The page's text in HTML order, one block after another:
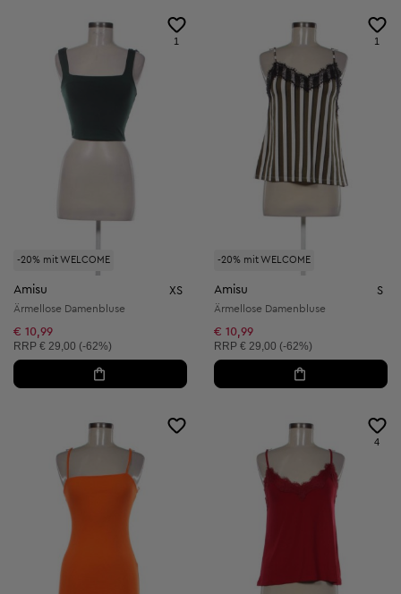
-20% mit WELCOME
1
Amisu XS
Ärmellose Damenbluse
€ 10,99
Unverbindliche Preisempfehlung:
RRP € 29,00 (-62%)
-20% mit WELCOME
1
Amisu S
Ärmellose Damenbluse
€ 10,99
Unverbindliche Preisempfehlung:
RRP € 29,00 (-62%)
4